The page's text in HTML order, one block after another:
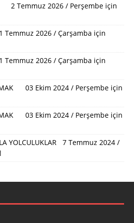
Temmuz 2026 / Perşembe için
2026 / Çarşamba için
2026 / Çarşamba için
03 Ekim 2024 / Perşembe için
03 Ekim 2024 / Perşembe için
YOLCULUKLAR 7 Temmuz 2024 /